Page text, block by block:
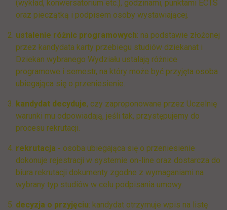
(wykład, konwersatorium etc.), godzinami, punktami ECTS
oraz pieczątką i podpisem osoby wystawiającej.
ustalenie różnic programowych: na podstawie złożonej
przez kandydata karty przebiegu studiów dziekanat i
Dziekan wybranego Wydziału ustalają różnice
programowe i semestr, na który może być przyjęta osoba
ubiegająca się o przeniesienie.
kandydat decyduje, czy zaproponowane przez Uczelnię
warunki mu odpowiadają, jeśli tak, przystępujemy do
procesu rekrutacji.
rekrutacja - osoba ubiegająca się o przeniesienie
dokonuje rejestracji w systemie on-line oraz dostarcza do
biura rekrutacji dokumenty zgodne z wymaganiami na
wybrany typ studiów w celu podpisania umowy.
decyzja o przyjęciu: kandydat otrzymuje wpis na listę